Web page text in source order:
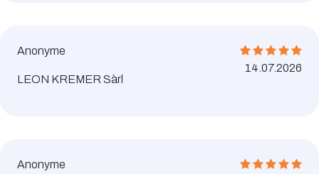
Anonyme
LEON KREMER Sàrl
14.07.2026
Anonyme